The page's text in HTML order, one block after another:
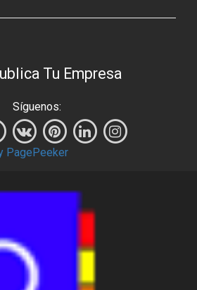
Tu Empresa
Síguenos:
PagePeeker